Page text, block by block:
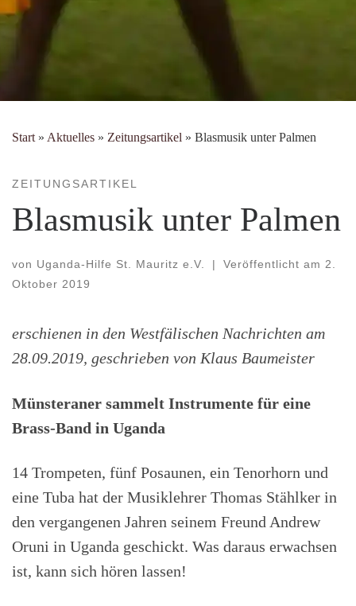
Start » Aktuelles » Zeitungsartikel » Blasmusik unter Palmen
ZEITUNGSARTIKEL
Blasmusik unter Palmen
von Uganda-Hilfe St. Mauritz e.V. | Veröffentlicht am 2.
Oktober 2019
erschienen in den Westfälischen Nachrichten am
28.09.2019, geschrieben von Klaus Baumeister
Münsteraner sammelt Instrumente für eine
Brass-Band in Uganda
14 Trompeten, fünf Posaunen, ein Tenorhorn und
eine Tuba hat der Musiklehrer Thomas Stählker in
den vergangenen Jahren seinem Freund Andrew
Oruni in Uganda geschickt. Was daraus erwachsen
ist, kann sich hören lassen!